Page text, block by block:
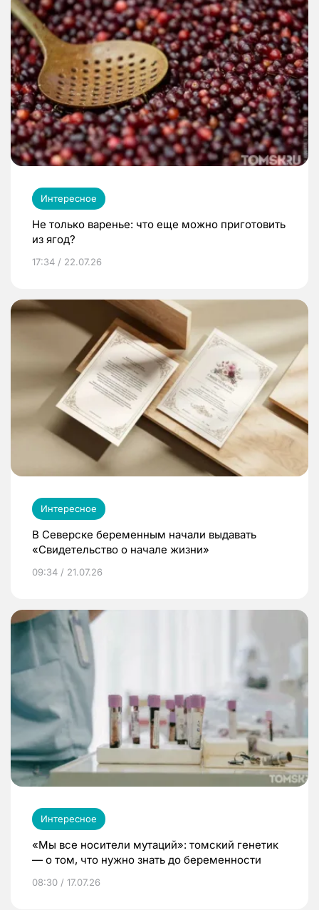
Интересное
Не только варенье: что еще можно приготовить
из ягод?
17:34 / 22.07.26
Интересное
В Северске беременным начали выдавать
«Свидетельство о начале жизни»
09:34 / 21.07.26
Интересное
«Мы все носители мутаций»: томский генетик
— о том, что нужно знать до беременности
08:30 / 17.07.26